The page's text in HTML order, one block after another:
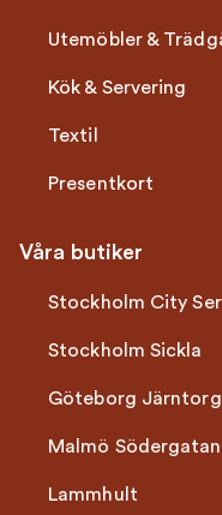
Utemöbler &
Kök & Servering
Textil
Presentkort
Våra butiker
Stockholm City
Stockholm Sickla
Göteborg
Malmö Södergatan
Lammhult